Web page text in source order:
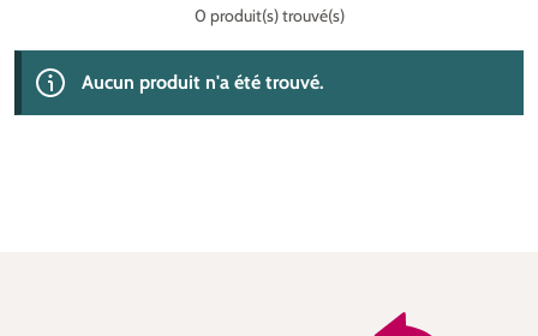
0 produit(s) trouvé(s)
Aucun produit n'a été trouvé.